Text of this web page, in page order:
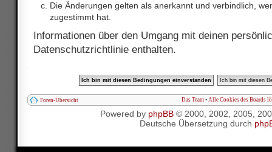
Die Änderungen gelten als anerkannt und verbindlich,
zugestimmt hat.
Informationen über den Umgang mit deinen
Datenschutzrichtlinie enthalten.
Foren-Übersicht Das Team • Alle Cookies des Boards
Powered by phpBB© 2000, 2002, 2005,
Deutsche Übersetzung durch